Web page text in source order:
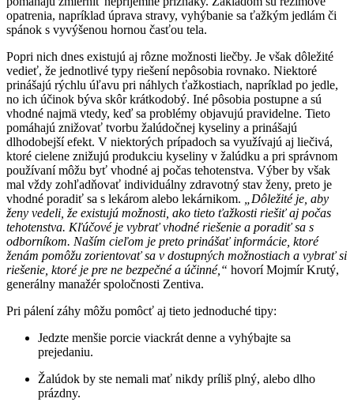
opatrenia, napríklad úprava stravy, vyhýbanie sa ťažkým jedlám či
spánok s vyvýšenou hornou časťou tela.
Popri nich dnes existujú aj rôzne možnosti liečby. Je však dôležité
vedieť, že jednotlivé typy riešení nepôsobia rovnako. Niektoré
prinášajú rýchlu úľavu pri náhlych ťažkostiach, napríklad po jedle,
no ich účinok býva skôr krátkodobý. Iné pôsobia postupne a sú
vhodné najmä vtedy, keď sa problémy objavujú pravidelne. Tieto
pomáhajú znižovať tvorbu žalúdočnej kyseliny a prinášajú
dlhodobejší efekt. V niektorých prípadoch sa využívajú aj liečivá,
ktoré cielene znižujú produkciu kyseliny v žalúdku a pri správnom
používaní môžu byť vhodné aj počas tehotenstva. Výber by však
mal vždy zohľadňovať individuálny zdravotný stav ženy, preto je
vhodné poradiť sa s lekárom alebo lekárnikom.
„Dôležité je, aby
ženy vedeli, že existujú možnosti, ako tieto ťažkosti riešiť aj počas
tehotenstva. Kľúčové je vybrať vhodné riešenie a poradiť sa s
odborníkom. Naším cieľom je preto prinášať informácie, ktoré
ženám pomôžu zorientovať sa v dostupných možnostiach a vybrať si
riešenie, ktoré je pre ne bezpečné a účinné,“ hovorí Mojmír Krutý,
generálny manažér spoločnosti Zentiva.
Pri pálení záhy môžu pomôcť aj tieto jednoduché tipy:
Jedzte menšie porcie viackrát denne a vyhýbajte sa
prejedaniu.
Žalúdok by ste nemali mať nikdy príliš plný, alebo dlho
prázdny.